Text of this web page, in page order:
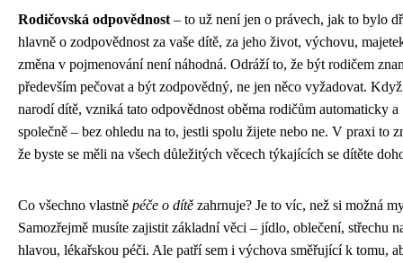
Rodičovská odpovědnost – to už není jen o právech, jak to bylo
hlavně o zodpovědnost za vaše dítě, za jeho život, výchovu,
změna v pojmenování není náhodná. Odráží to, že být rodičem
především pečovat a být zodpovědný, ne jen něco vyžadovat. Když
narodí dítě, vzniká tato odpovědnost oběma rodičům automaticky a
společně – bez ohledu na to, jestli spolu žijete nebo ne. V praxi to
že byste se měli na všech důležitých věcech týkajících se dítěte
Co všechno vlastně péče o dítě zahrnuje? Je to víc, než si možná
Samozřejmě musíte zajistit základní věci – jídlo, oblečení, střechu
hlavou, lékařskou péči. Ale patří sem i výchova směřující k tomu,